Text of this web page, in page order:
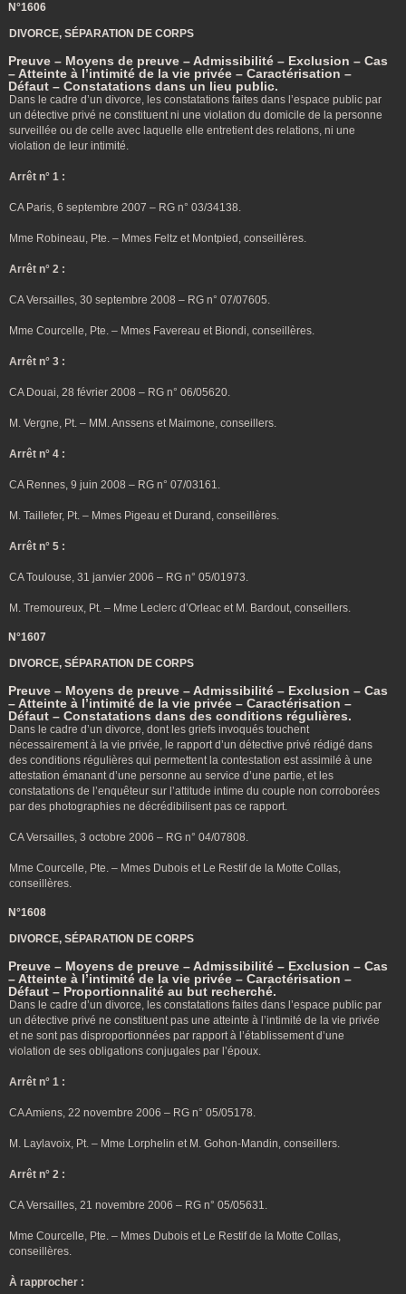
N°1606
DIVORCE, SÉPARATION DE CORPS
Preuve – Moyens de preuve – Admissibilité – Exclusion – Cas
– Atteinte à l’intimité de la vie privée – Caractérisation –
Défaut – Constatations dans un lieu public.
Dans le cadre d’un divorce, les constatations faites dans l’espace public par
un détective privé ne constituent ni une violation du domicile de la personne
surveillée ou de celle avec laquelle elle entretient des relations, ni une
violation de leur intimité.
Arrêt n° 1 :
CA Paris, 6 septembre 2007 – RG n° 03/34138.
Mme Robineau, Pte. – Mmes Feltz et Montpied, conseillères.
Arrêt n° 2 :
CA Versailles, 30 septembre 2008 – RG n° 07/07605.
Mme Courcelle, Pte. – Mmes Favereau et Biondi, conseillères.
Arrêt n° 3 :
CA Douai, 28 février 2008 – RG n° 06/05620.
M. Vergne, Pt. – MM. Anssens et Maimone, conseillers.
Arrêt n° 4 :
CA Rennes, 9 juin 2008 – RG n° 07/03161.
M. Taillefer, Pt. – Mmes Pigeau et Durand, conseillères.
Arrêt n° 5 :
CA Toulouse, 31 janvier 2006 – RG n° 05/01973.
M. Tremoureux, Pt. – Mme Leclerc d’Orleac et M. Bardout, conseillers.
N°1607
DIVORCE, SÉPARATION DE CORPS
Preuve – Moyens de preuve – Admissibilité – Exclusion – Cas
– Atteinte à l’intimité de la vie privée – Caractérisation –
Défaut – Constatations dans des conditions régulières.
Dans le cadre d’un divorce, dont les griefs invoqués touchent
nécessairement à la vie privée, le rapport d’un détective privé rédigé dans
des conditions régulières qui permettent la contestation est assimilé à une
attestation émanant d’une personne au service d’une partie, et les
constatations de l’enquêteur sur l’attitude intime du couple non corroborées
par des photographies ne décrédibilisent pas ce rapport.
CA Versailles, 3 octobre 2006 – RG n° 04/07808.
Mme Courcelle, Pte. – Mmes Dubois et Le Restif de la Motte Collas,
conseillères.
N°1608
DIVORCE, SÉPARATION DE CORPS
Preuve – Moyens de preuve – Admissibilité – Exclusion – Cas
– Atteinte à l’intimité de la vie privée – Caractérisation –
Défaut – Proportionnalité au but recherché.
Dans le cadre d’un divorce, les constatations faites dans l’espace public par
un détective privé ne constituent pas une atteinte à l’intimité de la vie privée
et ne sont pas disproportionnées par rapport à l’établissement d’une
violation de ses obligations conjugales par l’époux.
Arrêt n° 1 :
CA Amiens, 22 novembre 2006 – RG n° 05/05178.
M. Laylavoix, Pt. – Mme Lorphelin et M. Gohon-Mandin, conseillers.
Arrêt n° 2 :
CA Versailles, 21 novembre 2006 – RG n° 05/05631.
Mme Courcelle, Pte. – Mmes Dubois et Le Restif de la Motte Collas,
conseillères.
À rapprocher :